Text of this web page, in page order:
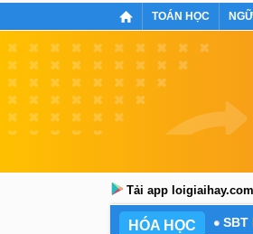
TOÁN HỌC
Tải app
HÓA HỌC SBT